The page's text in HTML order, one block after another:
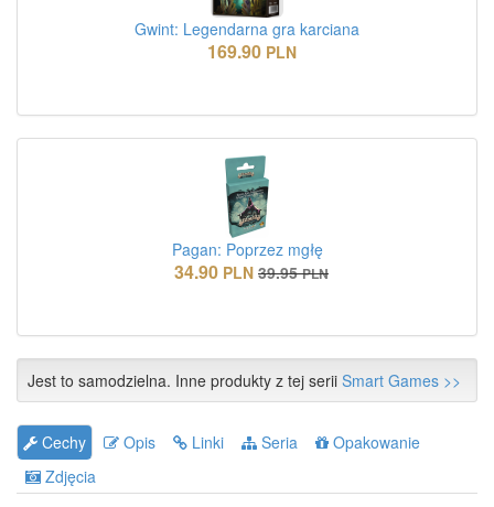
Gwint: Legendarna gra karciana
169.90 PLN
Pagan: Poprzez mgłę
34.90 PLN 39.95 PLN
Jest to samodzielna. Inne produkty z tej serii Smart Games >>
Cechy Opis Linki Seria
Opakowanie
Zdjęcia